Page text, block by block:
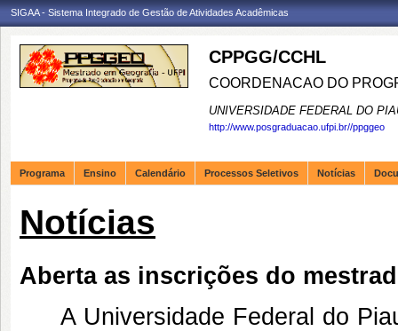
SIGAA - Sistema Integrado de Gestão de Atividades Acadêmicas
CPPGG/CCHL
COORDENACAO DO
UNIVERSIDADE FEDERAL DO
http://www.posgraduacao.ufpi.br//ppggeo
Programa Ensino Calendário Processos Seletivos Notícias
Notícias
Aberta as inscrições do
A Universidade Federal do